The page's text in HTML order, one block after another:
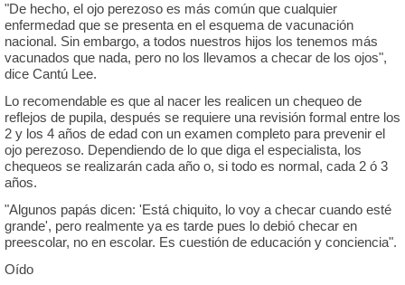
"De hecho, el ojo perezoso es más común que cualquier
enfermedad que se presenta en el esquema de vacunación
nacional. Sin embargo, a todos nuestros hijos los tenemos más
vacunados que nada, pero no los llevamos a checar de los ojos",
dice Cantú Lee.
Lo recomendable es que al nacer les realicen un chequeo de
reflejos de pupila, después se requiere una revisión formal entre los
2 y los 4 años de edad con un examen completo para prevenir el
ojo perezoso. Dependiendo de lo que diga el especialista, los
chequeos se realizarán cada año o, si todo es normal, cada 2 ó 3
años.
"Algunos papás dicen: 'Está chiquito, lo voy a checar cuando esté
grande', pero realmente ya es tarde pues lo debió checar en
preescolar, no en escolar. Es cuestión de educación y conciencia".
Oído